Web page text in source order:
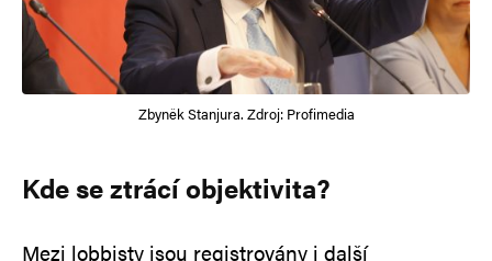
Zbyněk Stanjura. Zdroj: Profimedia
Kde se ztrácí objektivita?
Mezi lobbisty jsou registrovány i další